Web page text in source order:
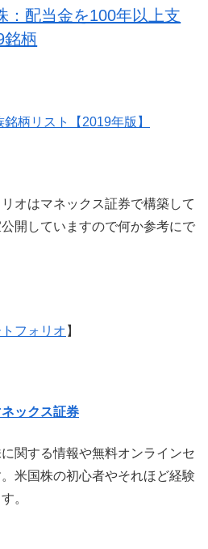
：配当金を100年以上支
銘柄
柄リスト【2019年版】
オはマネックス証券で構築して
開していますので何か参考にで
フォリオ 】
ネックス証券
関する情報や無料オンラインセ
米国株の初心者やそれほど経験
。